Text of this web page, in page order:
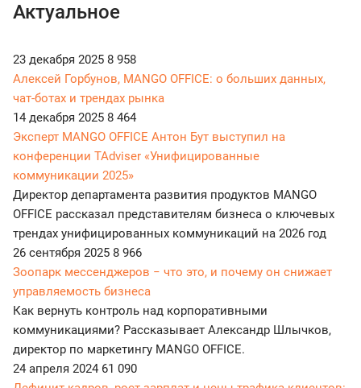
Актуальное
23 декабря 2025 8 958
Алексей Горбунов, MANGO OFFICE: о больших данных,
чат-ботах и трендах рынка
14 декабря 2025 8 464
Эксперт MANGO OFFICE Антон Бут выступил на
конференции TAdviser «Унифицированные
коммуникации 2025»
Директор департамента развития продуктов MANGO
OFFICE рассказал представителям бизнеса о ключевых
трендах унифицированных коммуникаций на 2026 год
26 сентября 2025 8 966
Зоопарк мессенджеров − что это, и почему он снижает
управляемость бизнеса
Как вернуть контроль над корпоративными
коммуникациями? Рассказывает Александр Шлычков,
директор по маркетингу MANGO OFFICE.
24 апреля 2024 61 090